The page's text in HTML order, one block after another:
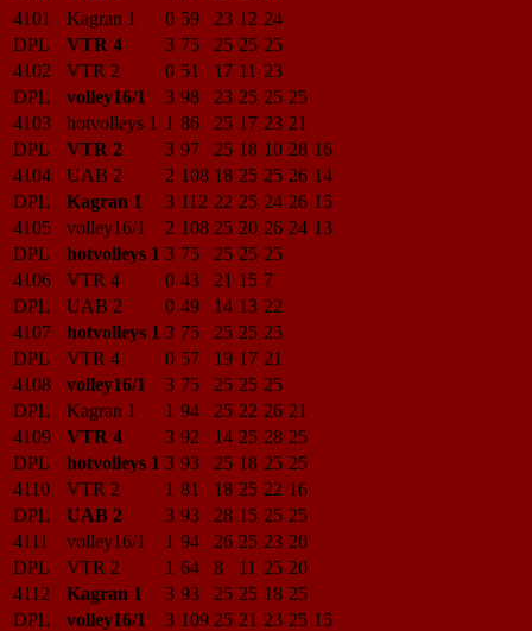
4101
Kagran 1 0 59 23 12 24
DPL
VTR 4 3 75 25 25 25
4102
VTR 2 0 51 17 11 23
DPL
volley16/1 3 98 23 25 25 25
4103
hotvolleys 1 1 86 25 17 23 21
DPL
VTR 2 3 97 25 18 10 28 16
4104
UAB 2 2 108 18 25 25 26 14
DPL
Kagran 1 3 112 22 25 24 26 15
4105
volley16/1 2 108 25 20 26 24 13
DPL
hotvolleys 1 3 75 25 25 25
4106
VTR 4 0 43 21 15 7
DPL
UAB 2 0 49 14 13 22
4107
hotvolleys 1 3 75 25 25 25
DPL
VTR 4 0 57 19 17 21
4108
volley16/1 3 75 25 25 25
DPL
Kagran 1 1 94 25 22 26 21
4109
VTR 4 3 92 14 25 28 25
DPL
hotvolleys 1 3 93 25 18 25 25
4110
VTR 2 1 81 18 25 22 16
DPL
UAB 2 3 93 28 15 25 25
4111
volley16/1 1 94 26 25 23 20
DPL
VTR 2 1 64 8 11 25 20
4112
Kagran 1 3 93 25 25 18 25
DPL
volley16/1 3 109 25 21 23 25 15